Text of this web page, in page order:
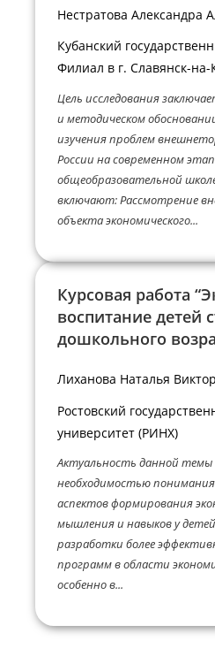
Нестратова Александра
Кубанский
Филиал в г. Славянск-на-
Цель исследования
и методическом
изучения проблем
России на современном
общеобразовательной
включают: Рассмотрение
объекта экономического...
Курсовая работа
воспитание детей
дошкольного
Лиханова Наталья
Ростовский
университет (РИНХ)
Актуальность данной темы
необходимостью
аспектов формирования
мышления и навыков у
разработки более
программ в области
особенно в...